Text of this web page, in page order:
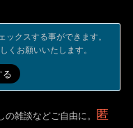
クスする事ができます。
くお願いいたします。
雑談などご自由に。
匿